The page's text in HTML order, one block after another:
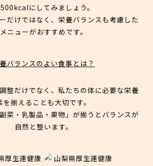
にしてみましょう。
だけではなく、栄養バランスも考慮した
メニューがおすすめです。
バランスのよい食事とは？
整だけでなく、私たちの体に必要な栄養
を揃えることも大切です。
菜・乳製品・果物」が揃うとバランスが
自然と整います。